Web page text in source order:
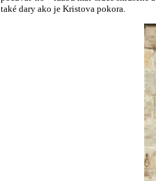
také dary ako je Kristova pokora.